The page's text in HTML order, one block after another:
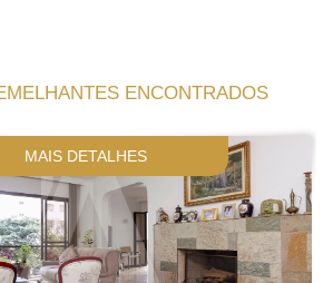
ENCONTRADOS
MAIS DETALHES